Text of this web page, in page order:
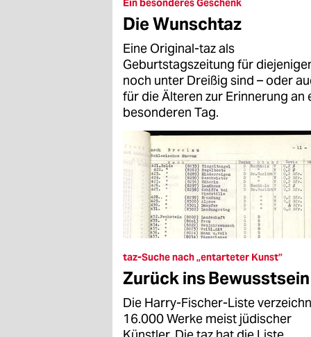
epaper login
Ein besonderes Geschenk
Die Wunschtaz
Eine Original-taz als
Geburtstagszeitung für
noch unter Dreißig sind – oder
für die Älteren zur Erinnerung an
besonderen Tag.
taz-Suche nach „entarteter Kunst”
Zurück ins Bewusstsein
Die Harry-Fischer-Liste
16.000 Werke meist jüdischer